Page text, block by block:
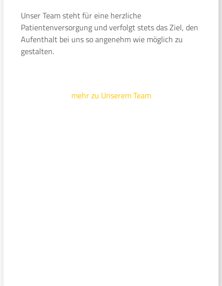
Unser Team steht für eine herzliche
Patientenversorgung und verfolgt stets das Ziel, den
Aufenthalt bei uns so angenehm wie möglich zu
gestalten.
mehr zu Unserem Team